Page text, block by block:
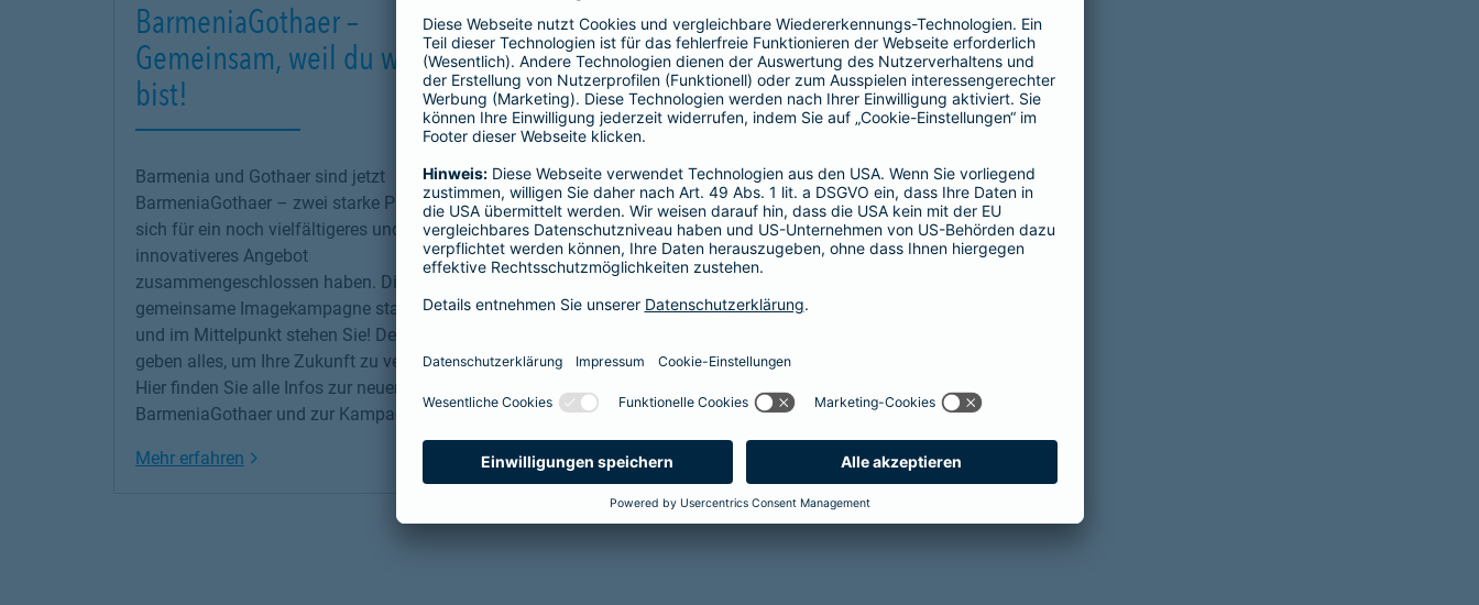
BarmeniaGothaer –
Gemeinsam, weil du wichtig
bist!
Barmenia und Gothaer sind jetzt
BarmeniaGothaer – zwei starke Partner, die
sich für ein noch vielfältigeres und
innovativeres Angebot
zusammengeschlossen haben. Die erste
gemeinsame Imagekampagne startet jetzt –
und im Mittelpunkt stehen Sie! Denn wir
geben alles, um Ihre Zukunft zu versichern!
Hier finden Sie alle Infos zur neuen
BarmeniaGothaer und zur Kampagne.
Mehr erfahren Link Opens in New Tab
Beamtenabsicherung
Als Beamtenanwärter oder Beamter braucht
es eine Absicherung, die genau zu einem
für Beamtenanwärter und Beamte. Sie
ergänzt den Schutz der individuellen Beihilfe
und passt sich mit optimalen Leistungen
genau an die Bedürfnisse an.
Mehr erfahrenLink Opens in New Tab